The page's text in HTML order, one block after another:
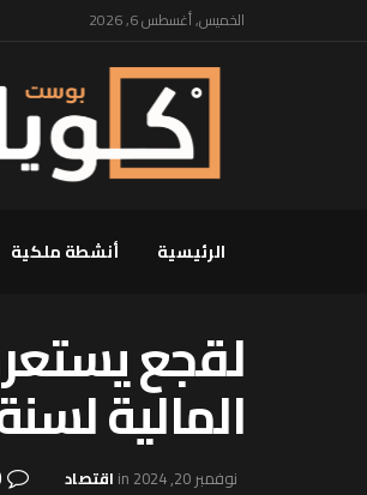
الخميس, أغسطس 6, 2026
الرئيسية أنشطة ملكية
لقجع
المالية لسنة
نوفمبر 20, 2024 in اقتصاد